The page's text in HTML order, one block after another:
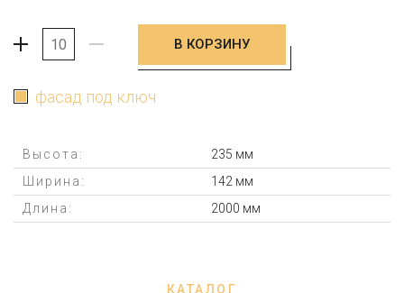
-
+ В КОРЗИНУ
фасад под ключ
Высота:
235 мм
Ширина:
142 мм
Длина:
2000 мм
КАТАЛОГ